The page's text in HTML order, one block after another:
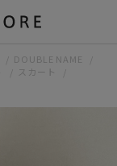
DOUBLE NAME
スカート